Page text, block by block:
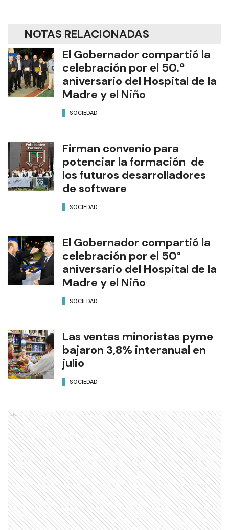
NOTAS RELACIONADAS
El Gobernador compartió la
celebración por el 50.º
aniversario del Hospital de la
Madre y el Niño
SOCIEDAD
Firman convenio para
potenciar la formación de
los futuros desarrolladores
de software
SOCIEDAD
El Gobernador compartió la
celebración por el 50°
aniversario del Hospital de la
Madre y el Niño
SOCIEDAD
Las ventas minoristas pyme
bajaron 3,8% interanual en
julio
SOCIEDAD
Ads